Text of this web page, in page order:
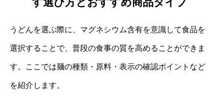
うどんを選ぶ際に、マグネシウム含有を意識して食品を
選択することで、普段の食事の質を高めることができま
す。ここでは麺の種類・原料・表示の確認ポイントなど
を紹介します。